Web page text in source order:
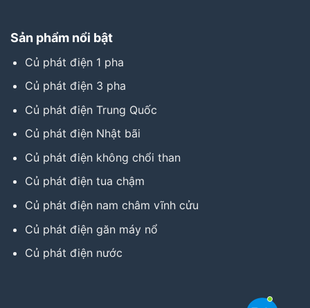
Sản phẩm nổi bật
Củ phát điện 1 pha
Củ phát điện 3 pha
Củ phát điện Trung Quốc
Củ phát điện Nhật bãi
Củ phát điện không chổi than
Củ phát điện tua chậm
Củ phát điện nam châm vĩnh cửu
Củ phát điện găn máy nổ
Củ phát điện nước